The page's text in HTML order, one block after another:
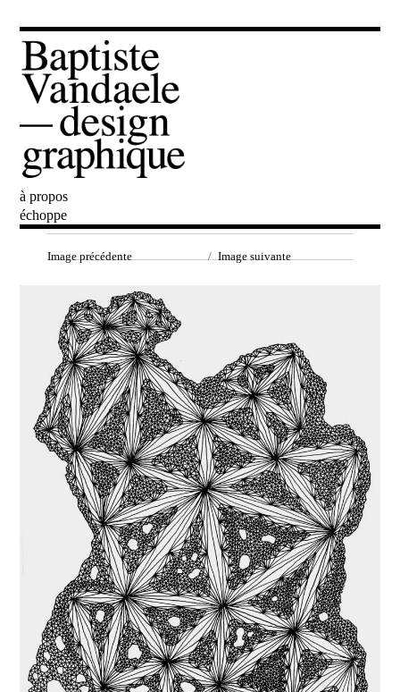
Baptiste Vandaele
à propos
échoppe
Image précédente Image suivante